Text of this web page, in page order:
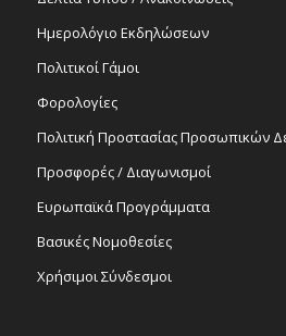
Ημερολόγιο Εκδηλώσεων
Πολιτικοί Γάμοι
Φορολογίες
Πολιτική Προστασίας Προσωπικών
Προσφορές / Διαγωνισμοί
Ευρωπαϊκά Προγράμματα
Βασικές Νομοθεσίες
Χρήσιμοι Σύνδεσμοι